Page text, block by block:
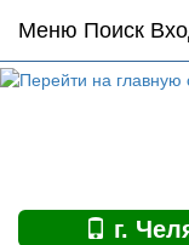
Основное
меню
по
Меню Поиск
г.